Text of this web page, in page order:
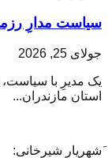
سیاست مدارِ
جولای 25, 2026
استان مازندران...
َشهریار شیرخانی: